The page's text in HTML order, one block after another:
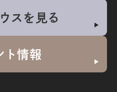
スを見る
ト情報